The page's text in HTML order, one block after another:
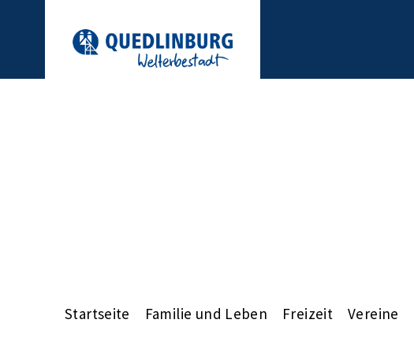
Startseite Familie und Leben Freizeit Vereine